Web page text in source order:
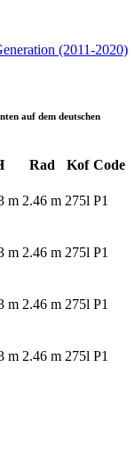
(2011-2020)
auf dem deutschen
Rad Kof Code
m 2.46 m 275l P1
m 2.46 m 275l P1
m 2.46 m 275l P1
m 2.46 m 275l P1